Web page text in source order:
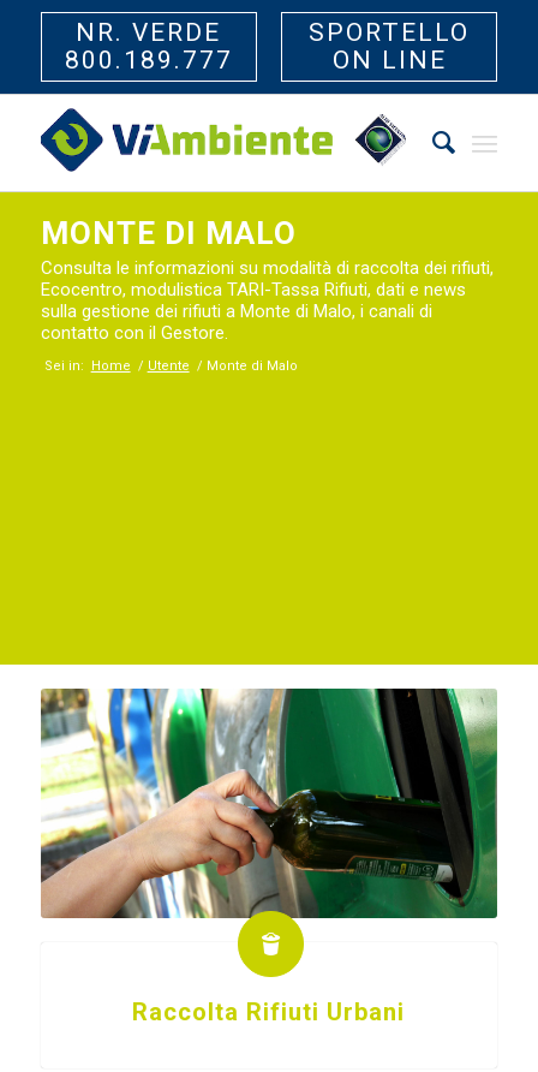
NR. VERDE
800.189.777
SPORTELLO
ON LINE
MONTE DI MALO
Consulta le informazioni su modalità di raccolta dei rifiuti,
Ecocentro, modulistica TARI-Tassa Rifiuti, dati e news
sulla gestione dei rifiuti a Monte di Malo, i canali di
contatto con il Gestore.
Sei in: Home / Utente / Monte di Malo
Raccolta Rifiuti Urbani